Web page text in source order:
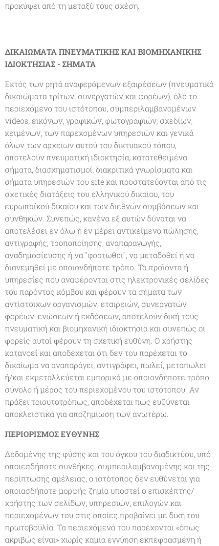
προκύψει από τη μεταξύ τους σχέση.
ΔΙΚΑΙΩΜΑΤΑ ΠΝΕΥΜΑΤΙΚΗΣ ΚΑΙ ΒΙΟΜΗΧΑΝΙΚΗΣ
ΙΔΙΟΚΤΗΣΙΑΣ - ΣΗΜΑΤΑ
Εκτός των ρητά αναφερόμενων εξαιρέσεων (πνευματικά
δικαιώματα τρίτων, συνεργατών και φορέων), όλο το
περιεχόμενο του ιστότοπου, συμπεριλαμβανομένων
videos, εικόνων, γραφικών, φωτογραφιών, σχεδίων,
κειμένων, των παρεχομένων υπηρεσιών και γενικά
όλων των αρχείων αυτού του δικτυακού τόπου,
αποτελούν πνευματική ιδιοκτησία, κατατεθειμένα
σήματα, διασχηματισμοί, διακριτικά γνωρίσματα και
σήματα υπηρεσιών του site και προστατεύονται από τις
σχετικές διατάξεις του ελληνικού δικαίου, του
ευρωπαϊκού δικαίου και των διεθνών συμβάσεων και
συνθηκών. Συνεπώς, κανένα εξ αυτών δύναται να
αποτελέσει εν όλω ή εν μέρει αντικείμενο πώλησης,
αντιγραφής, τροποποίησης, αναπαραγωγής,
αναδημοσίευσης ή να "φορτωθεί", να μεταδοθεί ή να
διανεμηθεί με οποιονδήποτε τρόπο. Τα προϊόντα ή
υπηρεσίες που αναφέρονται στις ηλεκτρονικές σελίδες
του παρόντος κόμβου και φέρουν τα σήματα των
αντίστοιχων οργανισμών, εταιρειών, συνεργατών
φορέων, ενώσεων ή εκδόσεων, αποτελούν δική τους
πνευματική και βιομηχανική ιδιοκτησία και συνεπώς οι
φορείς αυτοί φέρουν τη σχετική ευθύνη. Ο χρήστης
κατανοεί και αποδέχεται ότι δεν του παρέχεται το
δικαίωμα να αναπαράγει, αντιγράφει, πωλεί, μεταπωλεί
ή/και εκμεταλλεύεται εμπορικά με οποιονδήποτε τρόπο
σύνολο ή μέρος του περιεχομένου του ιστότοπου. Αν
πράξει τοιουτοτρόπως, αποδέχεται πως ευθύνεται
αποκλειστικά για αποζημίωση των ανωτέρω.
ΠΕΡΙΟΡΙΣΜΟΣ ΕΥΘΥΝΗΣ
Δεδομένης της φύσης και του όγκου του διαδικτύου, υπό
οποιεσδήποτε συνθήκες, συμπεριλαμβανομένης και της
περίπτωσης αμέλειας, ο ιστότοπος δεν ευθύνεται για
οποιασδήποτε μορφής ζημία υποστεί ο επισκέπτης/
χρήστης των σελίδων, υπηρεσιών, επιλογών και
περιεχομένων του στις οποίες προβαίνει με δική του
πρωτοβουλία. Τα περιεχόμενά του παρέχονται «όπως
ακριβώς είναι» χωρίς καμία εγγύηση εκπεφρασμένη ή